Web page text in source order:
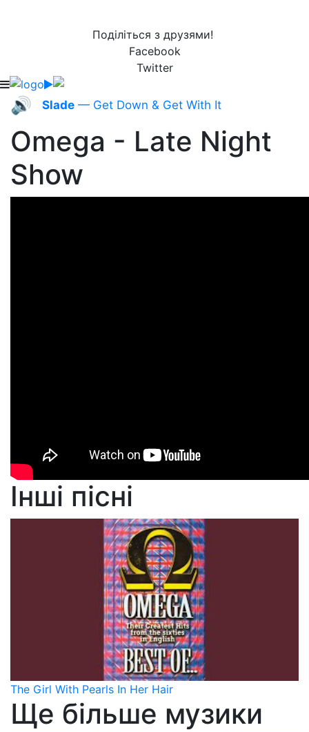
Поділіться з друзями!
Facebook
Twitter
🔊 Slade — Get Down & Get With It
Omega - Late Night
Show
Інші пісні
The Girl With Pearls In Her Hair
Ще більше музики